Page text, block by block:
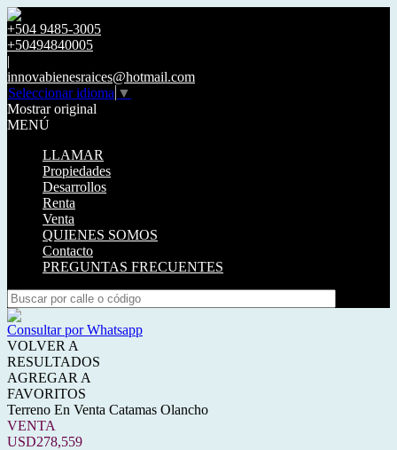
+504 9485-3005
+50494840005
|
innovabienesraices@hotmail.com
Seleccionar idioma ▼
Mostrar original
MENÚ
LLAMAR
Propiedades
Desarrollos
Renta
Venta
QUIENES SOMOS
Contacto
PREGUNTAS FRECUENTES
Consultar por Whatsapp
VOLVER A
RESULTADOS
AGREGAR A
FAVORITOS
Terreno En Venta Catamas Olancho
VENTA
USD278,559